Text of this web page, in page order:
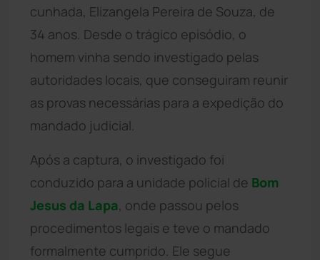
cunhada, Elizangela Pereira de Souza, de
34 anos. Desde o trágico episódio, o
homem vinha sendo investigado pelas
autoridades locais, que conseguiram reunir
as provas necessárias para a expedição do
mandado judicial.
Após a captura, o investigado foi
conduzido para a unidade policial de Bom
Jesus da Lapa, onde passou pelos
procedimentos legais e teve o mandado
formalmente cumprido. Ele segue